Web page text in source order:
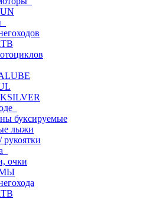
буксируемые
лыжи
очки